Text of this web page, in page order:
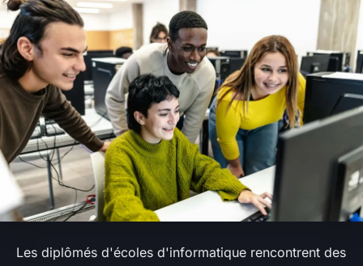
Les diplômés d'écoles d'informatique rencontrent des